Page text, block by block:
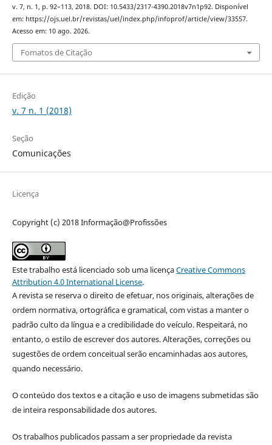
v. 7, n. 1, p. 92–113, 2018. DOI: 10.5433/2317-4390.2018v7n1p92. Disponível
em: https://ojs.uel.br/revistas/uel/index.php/infoprof/article/view/33557.
Acesso em: 10 ago. 2026.
Fomatos de Citação
Edição
v. 7 n. 1 (2018)
Seção
Comunicações
Licença
Copyright (c) 2018 Informação@Profissões
Este trabalho está licenciado sob uma licençaCreative Commons
Attribution 4.0 International License.
A revista se reserva o direito de efetuar, nos originais, alterações de
ordem normativa, ortográfica e gramatical, com vistas a manter o
padrão culto da língua e a credibilidade do veículo. Respeitará, no
entanto, o estilo de escrever dos autores. Alterações, correções ou
sugestões de ordem conceitual serão encaminhadas aos autores,
quando necessário.
O conteúdo dos textos e a citação e uso de imagens submetidas são
de inteira responsabilidade dos autores.
Os trabalhos publicados passam a ser propriedade da revista